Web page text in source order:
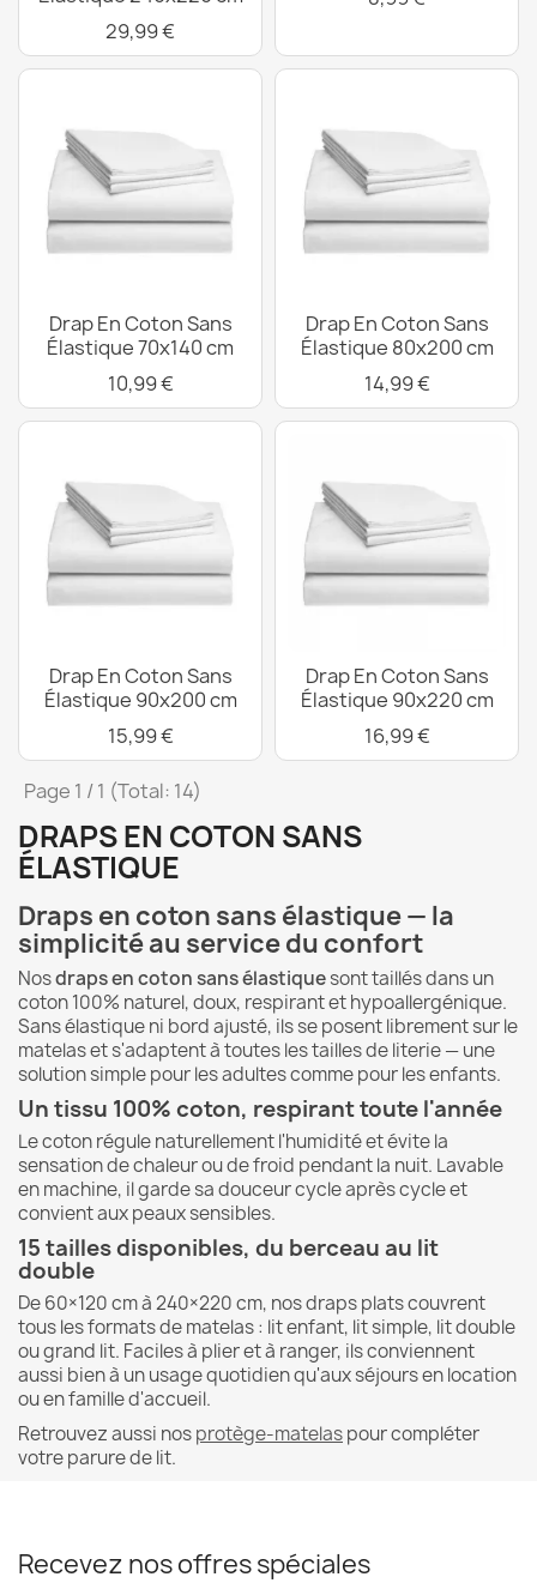
29,99 €
Drap En Coton Sans
Élastique 70x140 cm
10,99 €
Drap En Coton Sans
Élastique 80x200 cm
14,99 €
Drap En Coton Sans
Élastique 90x200 cm
15,99 €
Drap En Coton Sans
Élastique 90x220 cm
16,99 €
Page 1 / 1 (Total: 14)
DRAPS EN COTON SANS
ÉLASTIQUE
Draps en coton sans élastique — la
simplicité au service du confort
Nosdraps en coton sans élastiquesont taillés dans un
coton 100% naturel, doux, respirant et hypoallergénique.
Sans élastique ni bord ajusté, ils se posent librement sur le
matelas et s'adaptent à toutes les tailles de literie — une
solution simple pour les adultes comme pour les enfants.
Un tissu 100% coton, respirant toute l'année
Le coton régule naturellement l'humidité et évite la
sensation de chaleur ou de froid pendant la nuit. Lavable
en machine, il garde sa douceur cycle après cycle et
convient aux peaux sensibles.
15 tailles disponibles, du berceau au lit
double
De 60×120 cm à 240×220 cm, nos draps plats couvrent
tous les formats de matelas : lit enfant, lit simple, lit double
ou grand lit. Faciles à plier et à ranger, ils conviennent
aussi bien à un usage quotidien qu'aux séjours en location
ou en famille d'accueil.
Retrouvez aussi nosprotège-matelaspour compléter
votre parure de lit.
Recevez nos offres spéciales